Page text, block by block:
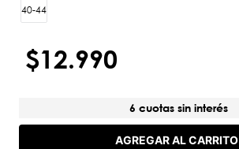
40-44
$12.990
6 cuotas sin interés
AGREGAR AL CARRITO